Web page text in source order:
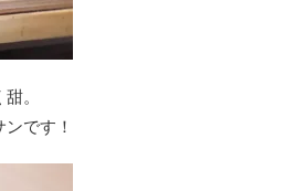
。
です！